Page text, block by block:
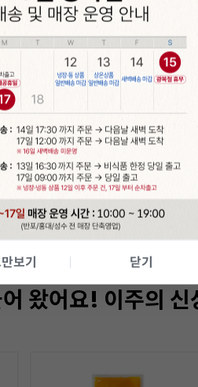
보기 닫기
왔어요! 이주의 신